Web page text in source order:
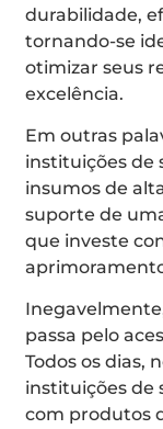
durabilidade,
tornando-se
otimizar seus
excelência.
Em outras
instituições de
insumos de
suporte de
que investe
passa pelo
Todos os dias,
instituições de
com produtos